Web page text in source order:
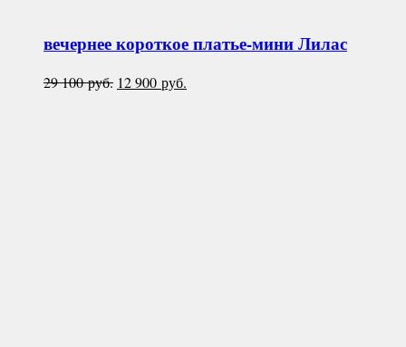
вечернее короткое платье-миниЛилас
29 100руб. Первоначальная
12 900 руб.